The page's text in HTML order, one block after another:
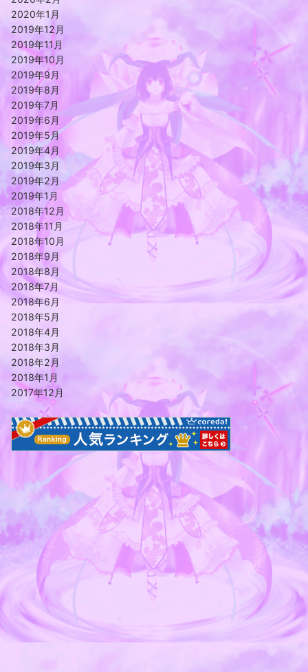
2020年1月
2019年12月
2019年11月
2019年10月
2019年9月
2019年8月
2019年7月
2019年6月
2019年5月
2019年4月
2019年3月
2019年2月
2019年1月
2018年12月
2018年11月
2018年10月
2018年9月
2018年8月
2018年7月
2018年6月
2018年5月
2018年4月
2018年3月
2018年2月
2018年1月
2017年12月